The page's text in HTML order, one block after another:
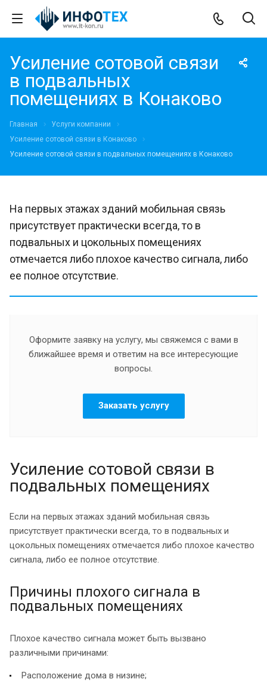
Усиление сотовой связи
в подвальных
помещениях в Конаково
Главная
Услуги компании
Усиление сотовой связи в Конаково
Усиление сотовой связи в подвальных помещениях в Конаково
На первых этажах зданий мобильная связь
присутствует практически всегда, то в
подвальных и цокольных помещениях
отмечается либо плохое качество сигнала, либо
ее полное отсутствие.
Оформите заявку на услугу, мы свяжемся с вами в
ближайшее время и ответим на все интересующие
вопросы.
Заказать услугу
Усиление сотовой связи в
подвальных помещениях
Если на первых этажах зданий мобильная связь
присутствует практически всегда, то в подвальных и
цокольных помещениях отмечается либо плохое качество
сигнала, либо ее полное отсутствие.
Причины плохого сигнала в
подвальных помещениях
Плохое качество сигнала может быть вызвано
различными причинами:
Расположение дома в низине;